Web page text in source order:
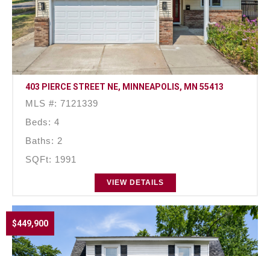
403 PIERCE STREET NE, MINNEAPOLIS, MN 55413
MLS #: 7121339
Beds: 4
Baths: 2
SQFt: 1991
VIEW DETAILS
$449,900